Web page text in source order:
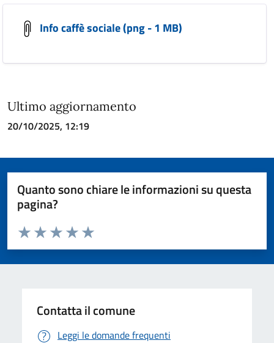
Info caffè sociale (png - 1 MB)
Ultimo aggiornamento
20/10/2025, 12:19
Quanto sono chiare le informazioni su questa
pagina?
Valuta da 1 a 5 stelle la pagina
Valuta 5 stelle su 5
Valuta 4 stelle su 5
Valuta 3 stelle su 5
Valuta 2 stelle su 5
Valuta 1 stelle su 5
Contatta il comune
Leggi le domande frequenti